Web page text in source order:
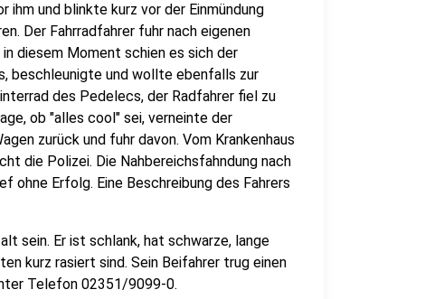
ihm und blinkte kurz vor der Einmündung
Der Fahrradfahrer fuhr nach eigenen
diesem Moment schien es sich der
beschleunigte und wollte ebenfalls zur
des Pedelecs, der Radfahrer fiel zu
ob "alles cool" sei, verneinte der
zurück und fuhr davon. Vom Krankenhaus
die Polizei. Die Nahbereichsfahndung nach
ohne Erfolg. Eine Beschreibung des Fahrers
sein. Er ist schlank, hat schwarze, lange
kurz rasiert sind. Sein Beifahrer trug einen
Telefon 02351/9099-0.